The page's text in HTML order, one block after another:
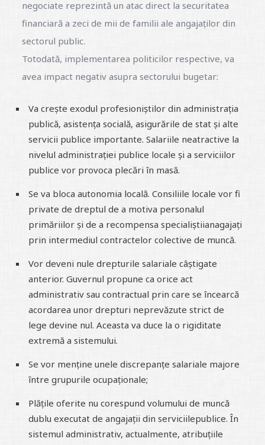
negociate reprezintă un atac direct la securitatea
financiară a zeci de mii de familii ale angajaților din
sectorul public.
Totodată, implementarea politicilor respective, va
avea impact negativ asupra sectorului bugetar:
Va crește exodul profesioniștilor din administrația
publică, asistența socială, asigurările de stat și alte
servicii publice importante. Salariile neatractive la
nivelul administrației publice locale și a serviciilor
publice vor provoca plecări în masă.
Se va bloca autonomia locală. Consiliile locale vor fi
private de dreptul de a motiva personalul
primăriilor și de a recompensa specialiștiianagajați
prin intermediul contractelor colective de muncă.
Vor deveni nule drepturile salariale câștigate
anterior. Guvernul propune ca orice act
administrativ sau contractual prin care se încearcă
acordarea unor drepturi neprevăzute strict de
lege devine nul. Aceasta va duce la o rigiditate
extremă a sistemului.
Se vor menține unele discrepanțe salariale majore
între grupurile ocupaționale;
Plățile oferite nu corespund volumului de muncă
dublu executat de angajații din serviciilepublice. În
sistemul administrativ, actualmente, atribuțiile